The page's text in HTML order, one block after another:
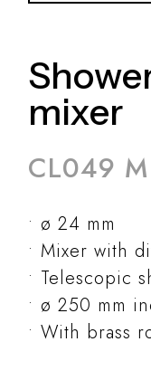
mixer
CL049 M
ø 24 mm
Mixer with
Telescopic
ø 250 mm
With brass